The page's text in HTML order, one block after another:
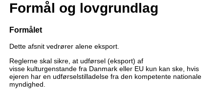
Formål og lovgrundlag
Formålet
Dette afsnit vedrører alene eksport.
Reglerne skal sikre, at udførsel (eksport) af
visse kulturgenstande fra Danmark eller EU kun kan ske, hvis
ejeren har en udførselstilladelse fra den kompetente nationale
myndighed.